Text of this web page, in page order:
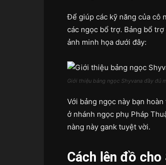
Để giúp các kỹ năng của cô
các ngọc bổ trợ. Bảng bổ
ảnh minh họa dưới đây:
Giới thiệu bảng ngọc Shyvana đầy đủ
Với bảng ngọc này bạn
ở nhánh ngọc phụ Pháp
nàng này gank tuyệt vời.
Cách lên đồ